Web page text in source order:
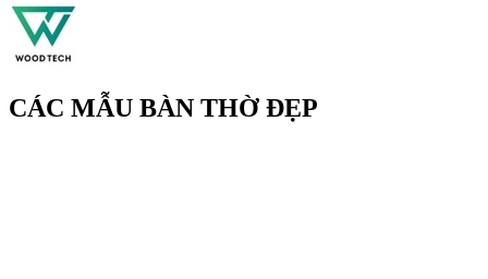
CÁC MẪU BÀN THỜ ĐẸP